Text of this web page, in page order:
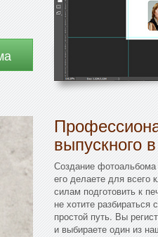
выпускного
Создание
его делаете для всего
силам подготовить к
не хотите разбираться
простой путь. Вы
и выбираете один из